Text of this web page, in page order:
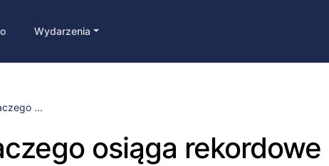
Wydarzenia
...
osiąga rekordowe